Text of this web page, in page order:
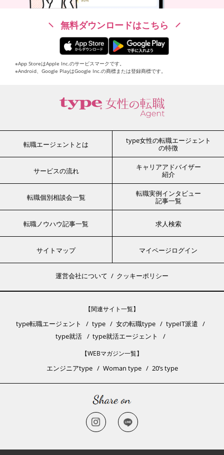
無料ダウンロードはこちら
※App StoreはApple Inc.のサービスマークです。
※Android、Google PlayはGoogle Inc.の商標または登録商標です。
転職エージェントとは
type女性の転職エージェント
の特徴
サービスの流れ
キャリアアドバイザー
紹介
転職個別相談会一覧
転職実例インタビュー
記事一覧
転職ノウハウ記事一覧 求人検索
サイトマップ マイページログイン
運営会社について クッキーポリシー
【関連サイト一覧】
type転職エージェント type 女の転職type
typeIT派遣
type就活
type就活エージェント
【WEBマガジン一覧】
エンジニアtype Woman type 20’s type